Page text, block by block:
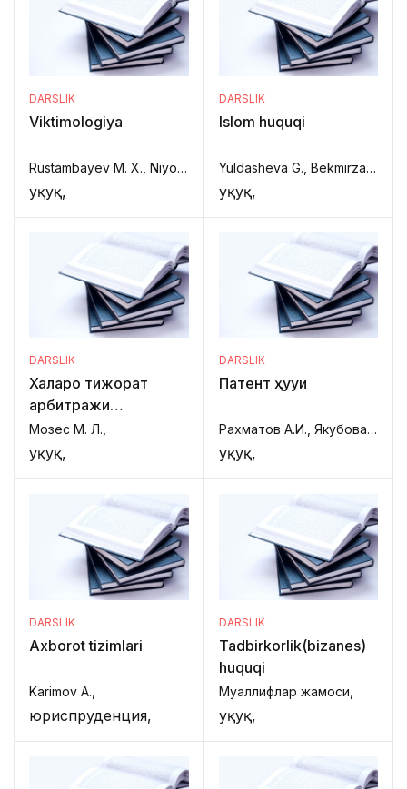
DARSLIK
Viktimologiya
Rustambayev M. X., Niyozova S. S.,
Ҳуқуқ,
DARSLIK
Islom huquqi
Yuldasheva G., Bekmirzayev I., Sarsenbayev A.,
Ҳуқуқ,
DARSLIK
Халқаро тижорат
арбитражи
тамойиллари ва
амалиёти
Мозес М. Л.,
Ҳуқуқ,
DARSLIK
Патент ҳуқуқи
Рахматов А.И., Якубова И. Б.,
Ҳуқуқ,
DARSLIK
Axborot tizimlari
Karimov A.,
юриспруденция,
DARSLIK
Tadbirkorlik(bizanes)
huquqi
Муаллифлар жамоси,
Ҳуқуқ,